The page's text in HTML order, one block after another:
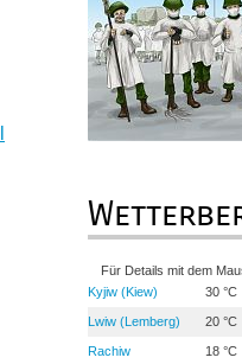
Für Details mit dem
Kyjiw (Kiew)
30 °C
Lwiw (Lemberg) 20 °C
Rachiw 18 °C